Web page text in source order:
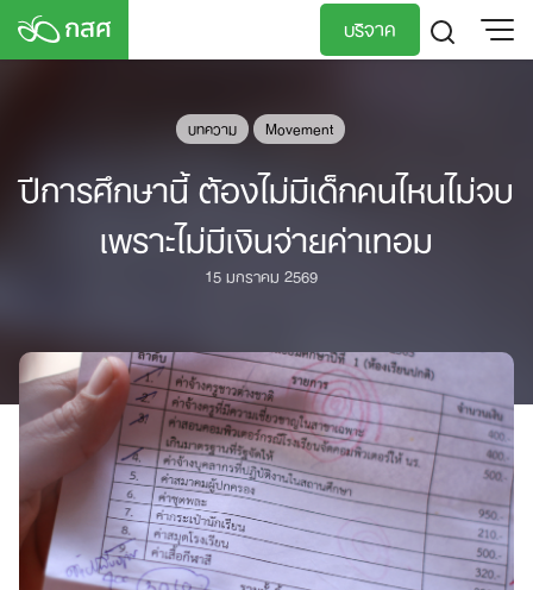
Skip
บริจาค
บทความ Movement
ปีการศึกษานี้ ต้องไม่มีเด็กคนไหนไม่จบ
เพราะไม่มีเงินจ่ายค่าเทอม
15 มกราคม 2569